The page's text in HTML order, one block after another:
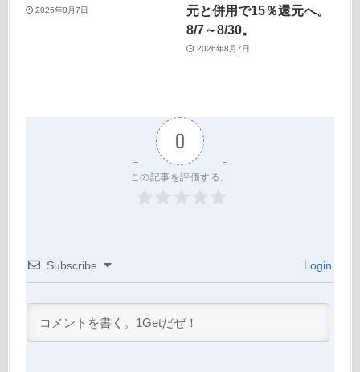
2026年8月7日
元と併用で15％還元へ。
8/7～8/30。
2026年8月7日
0
この記事を評価する。
Subscribe Login